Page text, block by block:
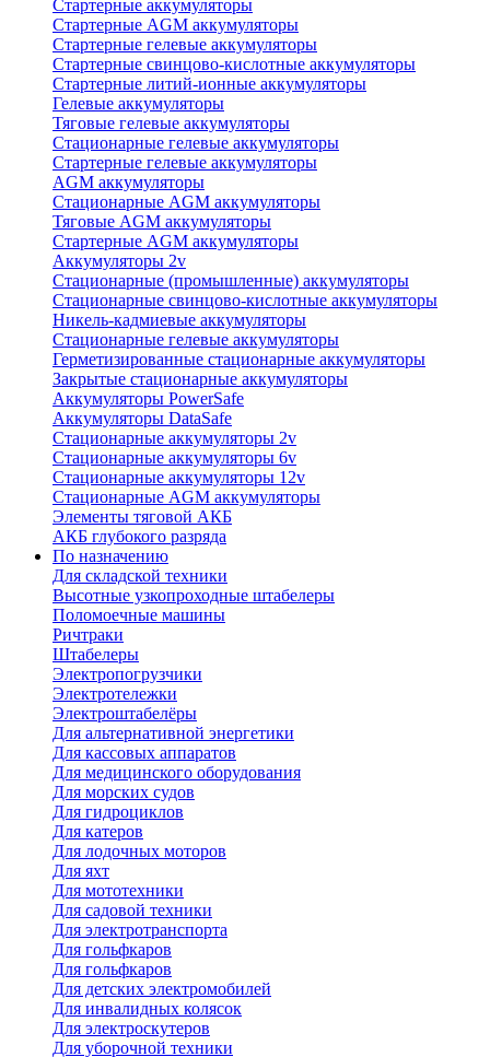
Стартерные аккумуляторы
Стартерные AGM аккумуляторы
Стартерные гелевые аккумуляторы
Стартерные свинцово-кислотные аккумуляторы
Стартерные литий-ионные аккумуляторы
Гелевые аккумуляторы
Тяговые гелевые аккумуляторы
Стационарные гелевые аккумуляторы
Стартерные гелевые аккумуляторы
AGM аккумуляторы
Стационарные AGM аккумуляторы
Тяговые AGM аккумуляторы
Стартерные AGM аккумуляторы
Аккумуляторы 2v
Стационарные (промышленные) аккумуляторы
Стационарные свинцово-кислотные аккумуляторы
Никель-кадмиевые аккумуляторы
Стационарные гелевые аккумуляторы
Герметизированные стационарные аккумуляторы
Закрытые стационарные аккумуляторы
Аккумуляторы PowerSafe
Аккумуляторы DataSafe
Стационарные аккумуляторы 2v
Стационарные аккумуляторы 6v
Стационарные аккумуляторы 12v
Стационарные AGM аккумуляторы
Элементы тяговой АКБ
АКБ глубокого разряда
По назначению
Для складской техники
Высотные узкопроходные штабелеры
Поломоечные машины
Ричтраки
Штабелеры
Электропогрузчики
Электротележки
Электроштабелёры
Для альтернативной энергетики
Для кассовых аппаратов
Для медицинского оборудования
Для морских судов
Для гидроциклов
Для катеров
Для лодочных моторов
Для яхт
Для мототехники
Для садовой техники
Для электротранспорта
Для гольфкаров
Для гольфкаров
Для детских электромобилей
Для инвалидных колясок
Для электроскутеров
Для уборочной техники